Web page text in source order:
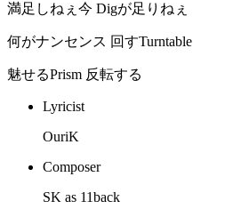
満足しねぇ今 Digが足りねぇ
何がナンセンス 回すTurntable
魅せるPrism 反転する
Lyricist
OuriK
Composer
SK as 11back